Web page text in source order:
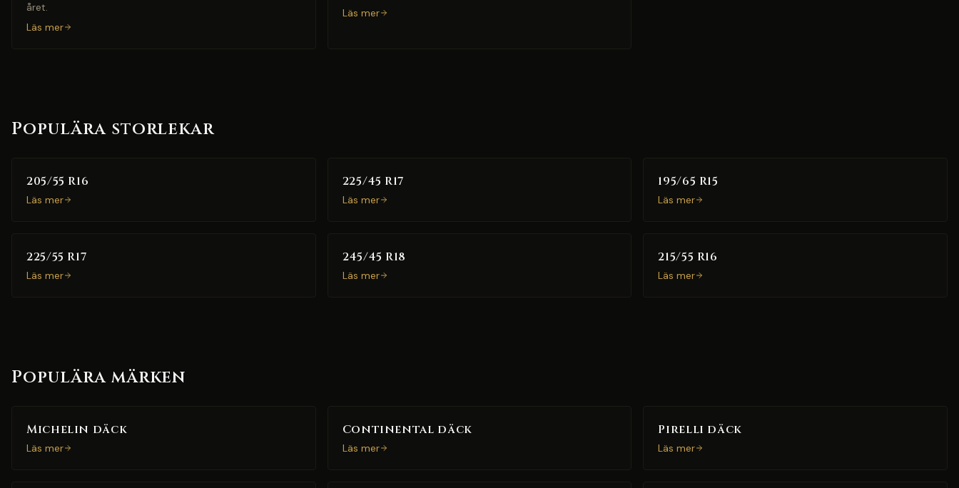
året.
Läs mer
Läs mer
Populära storlekar
205/55 R16
Läs mer
225/45 R17
Läs mer
195/65 R15
Läs mer
225/55 R17
Läs mer
245/45 R18
Läs mer
215/55 R16
Läs mer
Populära märken
Michelin däck
Läs mer
Continental däck
Läs mer
Pirelli däck
Läs mer